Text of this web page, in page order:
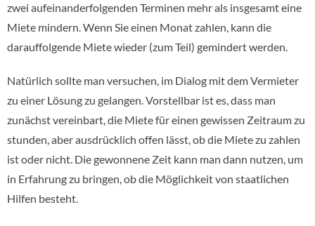
zwei aufeinanderfolgenden Terminen mehr als insgesamt eine
Miete mindern. Wenn Sie einen Monat zahlen, kann die
darauffolgende Miete wieder (zum Teil) gemindert werden.
Natürlich sollte man versuchen, im Dialog mit dem Vermieter
zu einer Lösung zu gelangen. Vorstellbar ist es, dass man
zunächst vereinbart, die Miete für einen gewissen Zeitraum zu
stunden, aber ausdrücklich offen lässt, ob die Miete zu zahlen
ist oder nicht. Die gewonnene Zeit kann man dann nutzen, um
in Erfahrung zu bringen, ob die Möglichkeit von staatlichen
Hilfen besteht.